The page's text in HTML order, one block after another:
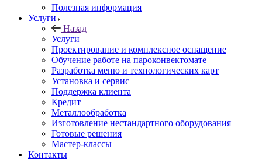
Полезная информация
Услуги
Назад
Услуги
Проектирование и комплексное оснащение
Обучение работе на пароконвектомате
Разработка меню и технологических карт
Установка и сервис
Поддержка клиента
Кредит
Металлообработка
Изготовление нестандартного оборудования
Готовые решения
Мастер-классы
Контакты